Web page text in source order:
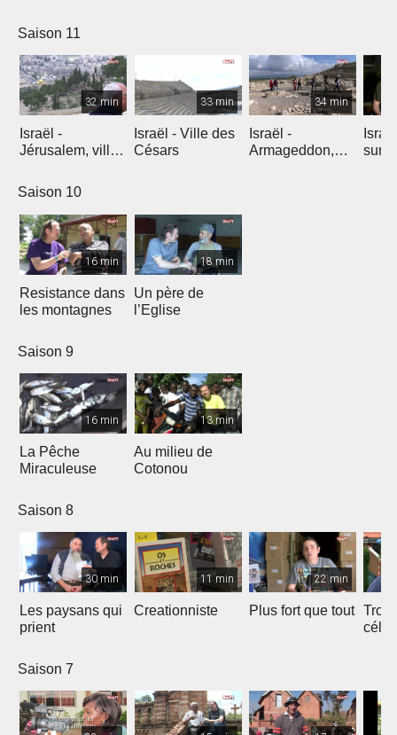
Saison 11
32 min
Israël -
Jérusalem, ville
33 min
Israël - Ville des
Césars
34 min
Israël -
Armageddon,
sur
Saison 10
16 min
Resistance dans
les montagnes
18 min
Un père de
l’Eglise
Saison 9
16 min
La Pêche
Miraculeuse
13 min
Au milieu de
Cotonou
Saison 8
30 min
Les paysans qui
prient
11 min
Creationniste
22 min
Plus fort que tout
Saison 7